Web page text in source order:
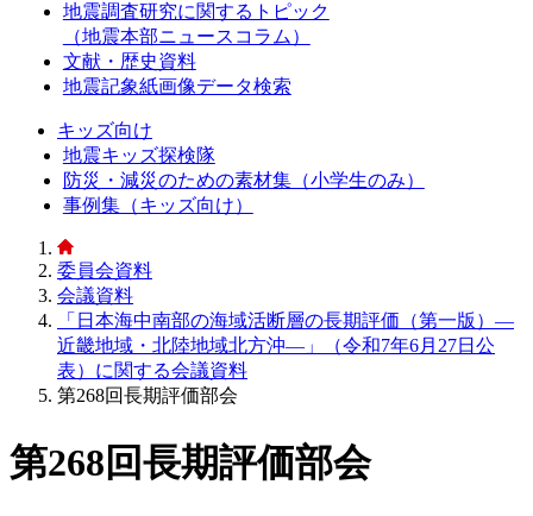
地震調査研究に関するトピック
（地震本部ニュースコラム）
文献・歴史資料
地震記象紙画像データ検索
キッズ向け
地震キッズ探検隊
防災・減災のための素材集（小学生のみ）
事例集（キッズ向け）
委員会資料
会議資料
「日本海中南部の海域活断層の長期評価（第一版）―
近畿地域・北陸地域北方沖―」（令和7年6月27日公
表）に関する会議資料
第268回長期評価部会
第268回長期評価部会